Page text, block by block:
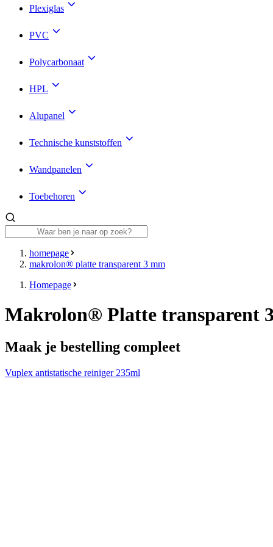
Plexiglas
PVC
Polycarbonaat
HPL
Alupanel
Technische kunststoffen
Wandpanelen
Toebehoren
homepage
makrolon® platte transparent 3 mm
Homepage
Makrolon® Platte transparent
Maak je bestelling compleet
Vuplex antistatische reiniger 235ml